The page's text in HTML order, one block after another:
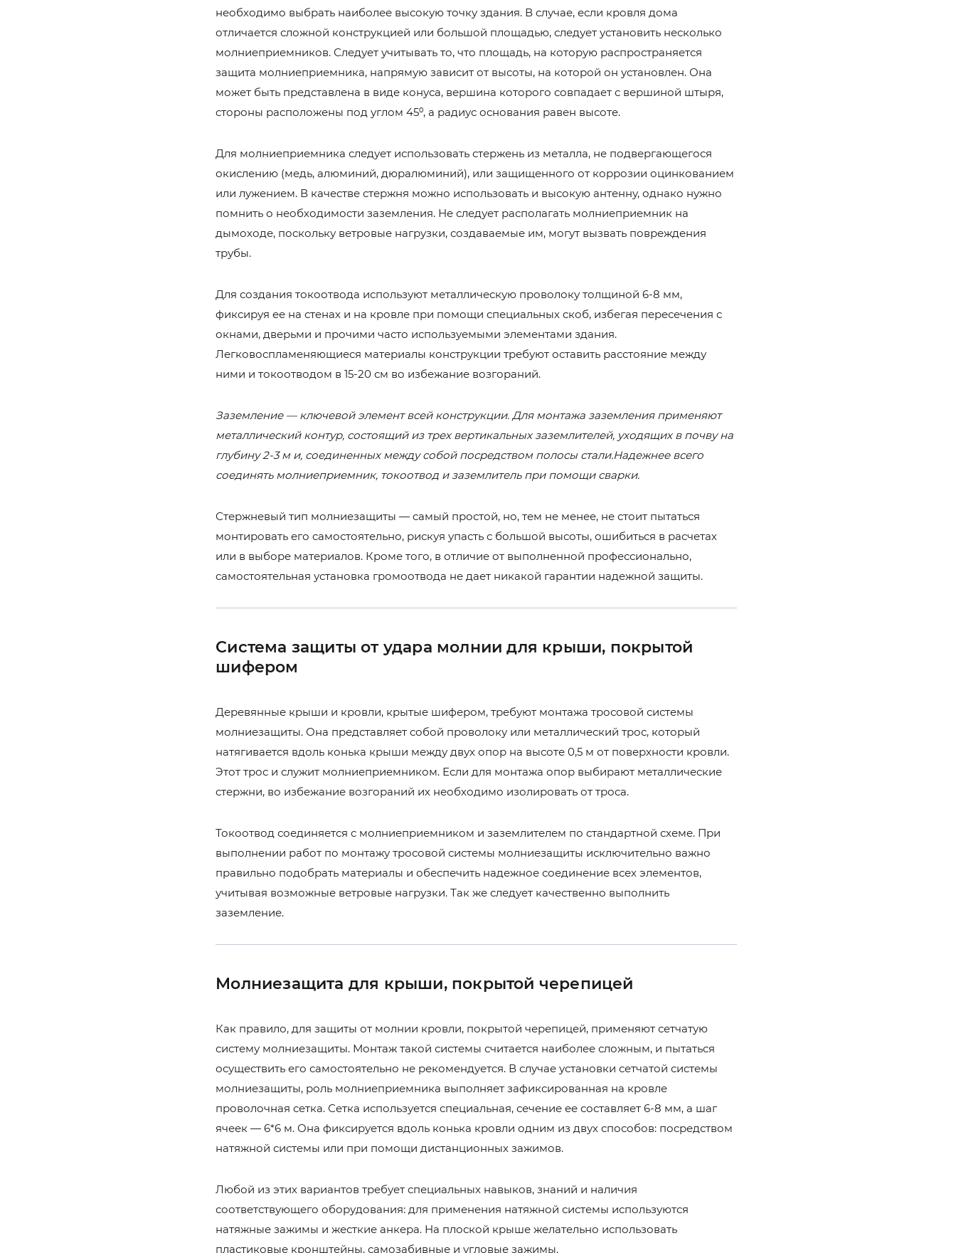
необходимо выбрать наиболее высокую точку здания. В случае, если кровля дома
отличается сложной конструкцией или большой площадью, следует установить несколько
молниеприемников. Следует учитывать то, что площадь, на которую распространяется
защита молниеприемника, напрямую зависит от высоты, на которой он установлен. Она
может быть представлена в виде конуса, вершина которого совпадает с вершиной штыря,
стороны расположены под углом 45⁰, а радиус основания равен высоте.
Для молниеприемника следует использовать стержень из металла, не подвергающегося
окислению (медь, алюминий, дюралюминий), или защищенного от коррозии оцинкованием
или лужением. В качестве стержня можно использовать и высокую антенну, однако нужно
помнить о необходимости заземления. Не следует располагать молниеприемник на
дымоходе, поскольку ветровые нагрузки, создаваемые им, могут вызвать повреждения
трубы.
Для создания токоотвода используют металлическую проволоку толщиной 6-8 мм,
фиксируя ее на стенах и на кровле при помощи специальных скоб, избегая пересечения с
окнами, дверьми и прочими часто используемыми элементами здания.
Легковоспламеняющиеся материалы конструкции требуют оставить расстояние между
ними и токоотводом в 15-20 см во избежание возгораний.
Заземление — ключевой элемент всей конструкции. Для монтажа заземления применяют
металлический контур, состоящий из трех вертикальных заземлителей, уходящих в почву на
глубину 2-3 м и, соединенных между собой посредством полосы стали.Надежнее всего
соединять молниеприемник, токоотвод и заземлитель при помощи сварки.
Стержневый тип молниезащиты — самый простой, но, тем не менее, не стоит пытаться
монтировать его самостоятельно, рискуя упасть с большой высоты, ошибиться в расчетах
или в выборе материалов. Кроме того, в отличие от выполненной профессионально,
самостоятельная установка громоотвода не дает никакой гарантии надежной защиты.
Система защиты от удара молнии для крыши, покрытой
шифером
Деревянные крыши и кровли, крытые шифером, требуют монтажа тросовой системы
молниезащиты. Она представляет собой проволоку или металлический трос, который
натягивается вдоль конька крыши между двух опор на высоте 0,5 м от поверхности кровли.
Этот трос и служит молниеприемником. Если для монтажа опор выбирают металлические
стержни, во избежание возгораний их необходимо изолировать от троса.
Токоотвод соединяется с молниеприемником и заземлителем по стандартной схеме. При
выполнении работ по монтажу тросовой системы молниезащиты исключительно важно
правильно подобрать материалы и обеспечить надежное соединение всех элементов,
учитывая возможные ветровые нагрузки. Так же следует качественно выполнить
заземление.
Молниезащита для крыши, покрытой черепицей
Как правило, для защиты от молнии кровли, покрытой черепицей, применяют сетчатую
систему молниезащиты. Монтаж такой системы считается наиболее сложным, и пытаться
осуществить его самостоятельно не рекомендуется. В случае установки сетчатой системы
молниезащиты, роль молниеприемника выполняет зафиксированная на кровле
проволочная сетка. Сетка используется специальная, сечение ее составляет 6-8 мм, а шаг
ячеек — 6*6 м. Она фиксируется вдоль конька кровли одним из двух способов: посредством
натяжной системы или при помощи дистанционных зажимов.
Любой из этих вариантов требует специальных навыков, знаний и наличия
соответствующего оборудования: для применения натяжной системы используются
натяжные зажимы и жесткие анкера. На плоской крыше желательно использовать
пластиковые кронштейны, самозабивные и угловые зажимы.